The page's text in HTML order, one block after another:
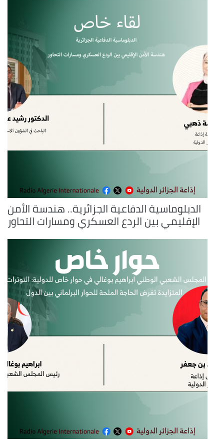
الدبلوماسية الدفاعية الجزائرية.. هندسة الأمن
الإقليمي بين الردع العسكري ومسارات التحاور